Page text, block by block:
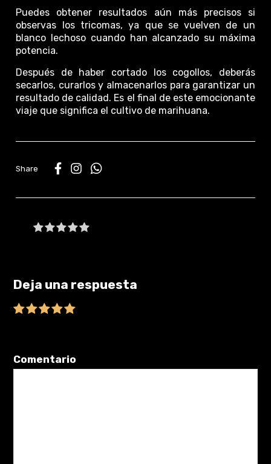
Puedes obtener resultados aún más precisos si
observas los tricomas, ya que se vuelven de un
blanco lechoso cuando han alcanzado su máxima
potencia.
Después de haber cortado los cogollos, deberás
secarlos, curarlos y almacenarlos para garantizar un
resultado de calidad. Es el final de este emocionante
viaje que significa el cultivo de marihuana.
Deja una respuesta
Comentario